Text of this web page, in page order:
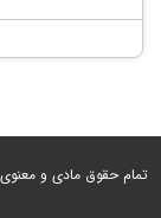
تمام حقوق مادی و